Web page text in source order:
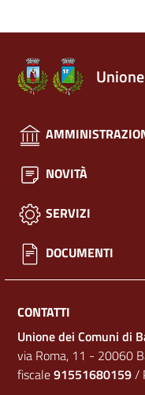
NOVITÀ
SERVIZI
DOCUMENTI
CONTATTI
Unione dei Comuni di
via Roma, 11 - 20060
fiscale91551680159/